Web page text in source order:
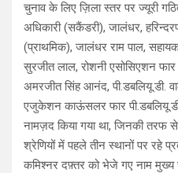
चुनाव के लिए ज़िला स्तर पर ज्यूरी
अधिकारी (सकैंडरी), जालंधर,
(प्राथमिक), जालंधर राम पाल,
सुरजीत लाल, रोशनी एसोसिएशन
अमरजीत सिंह आनंद, पी.डबलियू.डी.
एजुकेशन काऊंसलर फार
नामज़द किया गया था, जिनकी तरफ
श्रेणियों में पहले तीन स्थानों पर रहे
कमिश्नर दफ़्तर को भेजे गए नाम मुख्य